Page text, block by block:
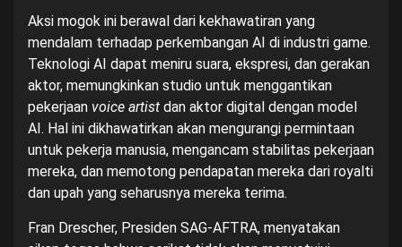
Aksi mogok ini berawal dari kekhawatiran yang
mendalam terhadap perkembangan AI di industri game.
Teknologi AI dapat meniru suara, ekspresi, dan gerakan
aktor, memungkinkan studio untuk menggantikan
pekerjaan voice artist dan aktor digital dengan model
AI. Hal ini dikhawatirkan akan mengurangi permintaan
untuk pekerja manusia, mengancam stabilitas pekerjaan
mereka, dan memotong pendapatan mereka dari royalti
dan upah yang seharusnya mereka terima.
Fran Drescher, Presiden SAG-AFTRA, menyatakan